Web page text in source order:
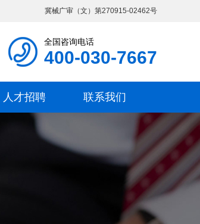
冀械广审（文）第270915-02462号
全国咨询电话
400-030-7667
人才招聘 联系我们